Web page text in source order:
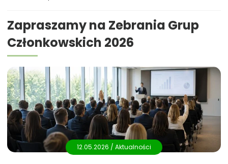
Zapraszamy na Zebrania Grup
Członkowskich 2026
12.05.2026 / Aktualności